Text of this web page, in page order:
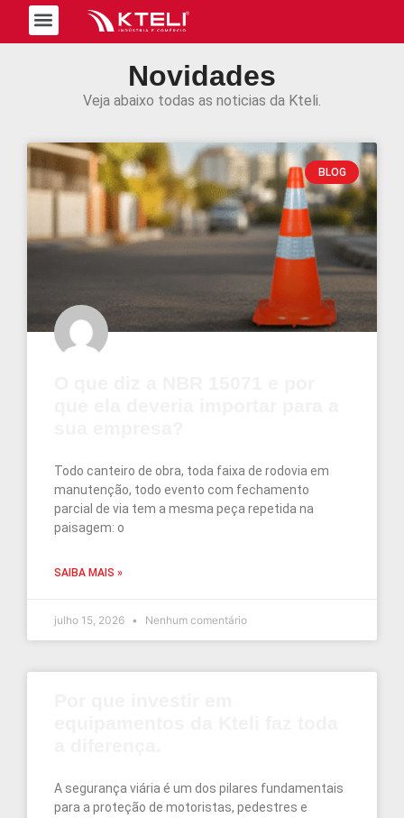
Novidades
Veja abaixo todas as noticias da Kteli.
BLOG
Todo canteiro de obra, toda faixa de rodovia em
manutenção, todo evento com fechamento
parcial de via tem a mesma peça repetida na
paisagem: o
SAIBA MAIS »
julho 15, 2026 Nenhum comentário
A segurança viária é um dos pilares fundamentais
para a proteção de motoristas, pedestres e